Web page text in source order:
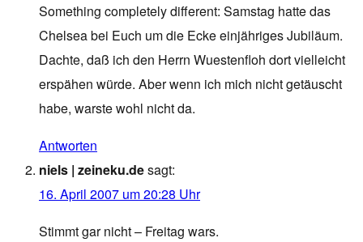
Something completely different: Samstag hatte das
Chelsea bei Euch um die Ecke einjähriges Jubiläum.
Dachte, daß ich den Herrn Wuestenfloh dort vielleicht
erspähen würde. Aber wenn ich mich nicht getäuscht
habe, warste wohl nicht da.
Antworten
niels | zeineku.desagt:
16. April 2007 um 20:28 Uhr
Stimmt gar nicht – Freitag wars.